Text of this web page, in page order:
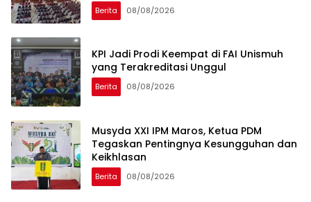
Berita 08/08/2026
KPI Jadi Prodi Keempat di FAI Unismuh
yang Terakreditasi Unggul
Berita 08/08/2026
Musyda XXI IPM Maros, Ketua PDM
Tegaskan Pentingnya Kesungguhan dan
Keikhlasan
Berita 08/08/2026